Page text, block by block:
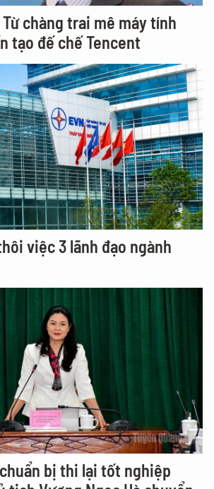
Từ chàng trai mê máy tính
tạo đế chế Tencent
việc 3 lãnh đạo ngành
bị thi lại tốt nghiệp